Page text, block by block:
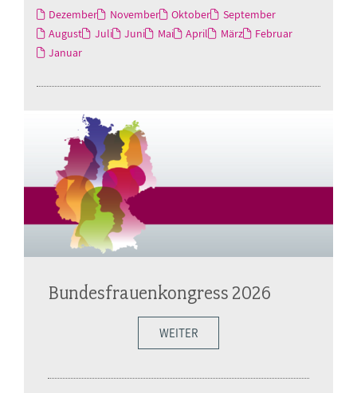
Dezember November Oktober
September
August
Juli Juni Mai April März
Februar
Januar
Bundesfrauenkongress 2026
WEITER